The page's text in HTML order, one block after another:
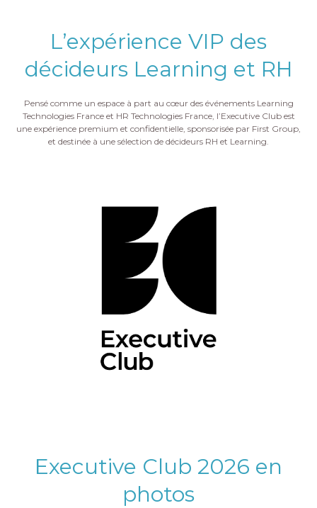
L’expérience VIP des
décideurs Learning et RH
Pensé comme un espace à part au cœur des événements Learning
Technologies France et HR Technologies France, l’Executive Club est
une expérience premium et confidentielle, sponsorisée par First Group,
et destinée à une sélection de décideurs RH et Learning.
Executive Club 2026 en
photos